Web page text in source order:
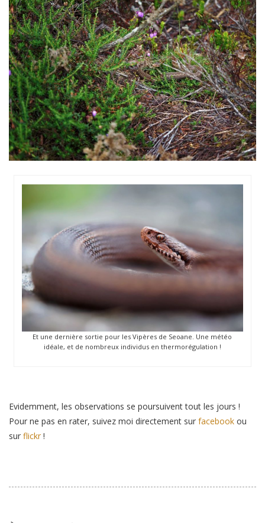
Et une dernière sortie pour les Vipères de Seoane. Une météo
idéale, et de nombreux individus en thermorégulation !
Evidemment, les observations se poursuivent tout les jours !
Pour ne pas en rater, suivez moi directement sur facebook ou
sur flickr !